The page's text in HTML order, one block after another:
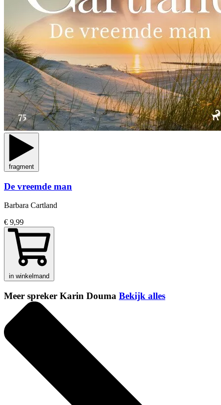
fragment
De vreemde man
Barbara Cartland
€ 9,99
in winkelmand
Meer spreker Karin Douma Bekijk alles